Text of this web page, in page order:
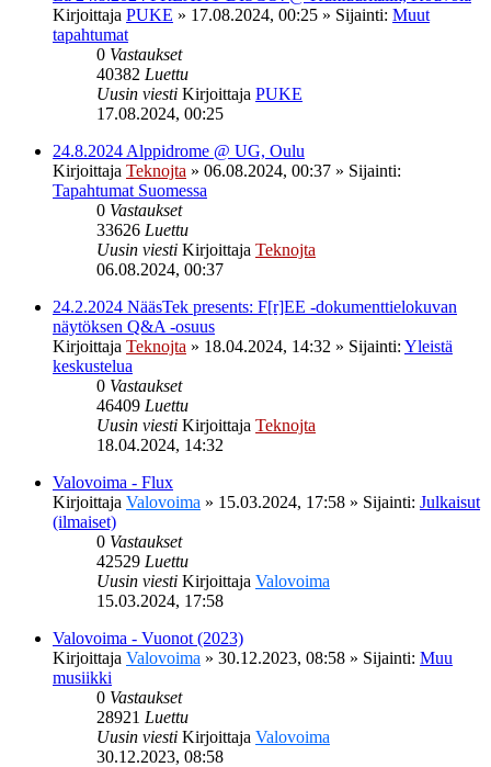
Kirjoittaja PUKE » 17.08.2024, 00:25 » Sijainti: Muut
tapahtumat
0 Vastaukset
40382 Luettu
Uusin viesti Kirjoittaja PUKE
17.08.2024, 00:25
24.8.2024 Alppidrome @ UG, Oulu
Kirjoittaja Teknojta » 06.08.2024, 00:37 » Sijainti:
Tapahtumat Suomessa
0 Vastaukset
33626 Luettu
Uusin viesti Kirjoittaja Teknojta
06.08.2024, 00:37
24.2.2024 NääsTek presents: F[r]EE -dokumenttielokuvan
näytöksen Q&A -osuus
Kirjoittaja Teknojta » 18.04.2024, 14:32 » Sijainti: Yleistä
keskustelua
0 Vastaukset
46409 Luettu
Uusin viesti Kirjoittaja Teknojta
18.04.2024, 14:32
Valovoima - Flux
Kirjoittaja Valovoima » 15.03.2024, 17:58 » Sijainti: Julkaisut
(ilmaiset)
0 Vastaukset
42529 Luettu
Uusin viesti Kirjoittaja Valovoima
15.03.2024, 17:58
Valovoima - Vuonot (2023)
Kirjoittaja Valovoima » 30.12.2023, 08:58 » Sijainti: Muu
musiikki
0 Vastaukset
28921 Luettu
Uusin viesti Kirjoittaja Valovoima
30.12.2023, 08:58